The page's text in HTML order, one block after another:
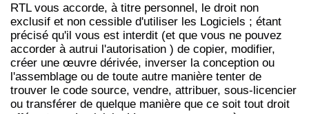
RTL vous accorde, à titre personnel, le droit non
exclusif et non cessible d'utiliser les Logiciels ; étant
précisé qu'il vous est interdit (et que vous ne pouvez
accorder à autrui l'autorisation ) de copier, modifier,
créer une œuvre dérivée, inverser la conception ou
l'assemblage ou de toute autre manière tenter de
trouver le code source, vendre, attribuer, sous-licencier
ou transférer de quelque manière que ce soit tout droit